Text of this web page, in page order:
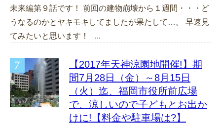
未来編第９話です！ 前回の建物崩壊から１週間・・・ど
うなるのかとヤキモキしてましたが果たして…。 早速見
てみたいと思います！ ...
【2017年天神涼園地開催!】期
間7月28日（金）～8月15日
（火）迄、福岡市役所前広場
で、涼しいので子どもとお出か
けに!【料金や駐車場は?】